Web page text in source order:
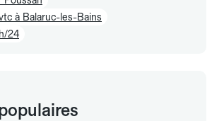
à Balaruc-les-Bains
24